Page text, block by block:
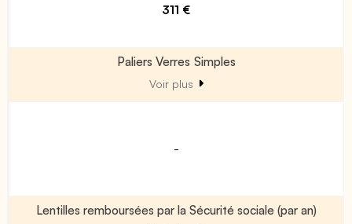
311 €
Paliers Verres Simples
Voir plus
-
Lentilles remboursées par la Sécurité sociale (par an)